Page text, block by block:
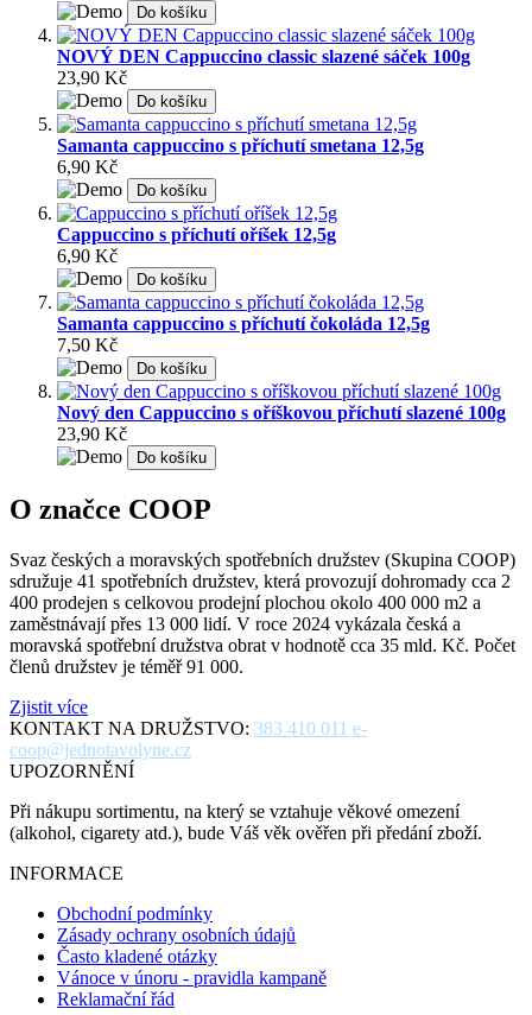
Do košíku
NOVÝ DEN Cappuccino classic slazené sáček 100g
23,90 Kč
Do košíku
Samanta cappuccino s příchutí smetana 12,5g
6,90 Kč
Do košíku
Cappuccino s příchutí oříšek 12,5g
6,90 Kč
Do košíku
Samanta cappuccino s příchutí čokoláda 12,5g
7,50 Kč
Do košíku
Nový den Cappuccino s oříškovou příchutí slazené 100g
23,90 Kč
Do košíku
O značce COOP
Svaz českých a moravských spotřebních družstev (Skupina COOP)
sdružuje 41 spotřebních družstev, která provozují dohromady cca 2
400 prodejen s celkovou prodejní plochou okolo 400 000 m2 a
zaměstnávají přes 13 000 lidí. V roce 2024 vykázala česká a
moravská spotřební družstva obrat v hodnotě cca 35 mld. Kč. Počet
členů družstev je téměř 91 000.
Zjistit více
KONTAKT NA DRUŽSTVO: 383 410 011 e-
coop@jednotavolyne.cz
UPOZORNĚNÍ
Při nákupu sortimentu, na který se vztahuje věkové omezení
(alkohol, cigarety atd.), bude Váš věk ověřen při předání zboží.
INFORMACE
Obchodní podmínky
Zásady ochrany osobních údajů
Často kladené otázky
Vánoce v únoru - pravidla kampaně
Reklamační řád